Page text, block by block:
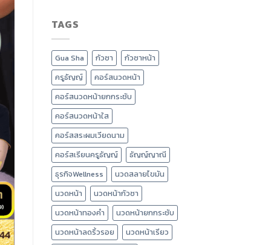
TAGS
Gua Sha กัวซา
กัวซาหน้า
ครูธัญญ์
คอร์สนวดหน้า
คอร์สนวดหน้ายกกระชับ
คอร์สนวดหน้าใส
คอร์สสระผมเวียดนาม
คอร์สเรียนครูธัญญ์
ธัญญ์ญาณี
ธุรกิจWellness
นวดสลายไขมัน
นวดหน้า
นวดหน้ากัวซา
นวดหน้าทองคำ
นวดหน้ายกกระชับ
นวดหน้าลดริ้วรอย
นวดหน้าเรียว